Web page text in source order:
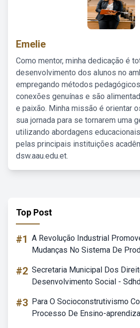
Emelie
Como mentor, minha dedicação é
desenvolvimento dos alunos no
empregando métodos
conexões genuínas e são
e paixão. Minha missão é orientar
sua jornada para se tornarem uma
utilizando abordagens
pelas principais instituições
dsw.aau.edu.et.
Top Post
#1 A Revolução Industrial
Mudanças No Sistema De
#2 Secretaria Municipal Dos
Desenvolvimento Social -
#3 Para O Socioconstrutivismo
Processo De Ensino-